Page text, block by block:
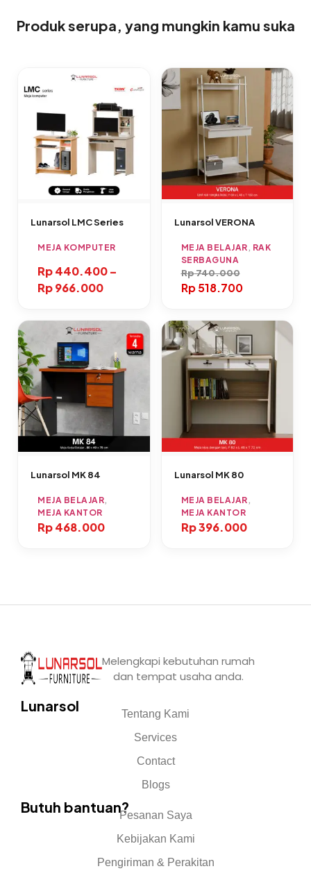
Produk serupa, yang mungkin kamu suka
Lunarsol LMC Series
MEJA KOMPUTER
Rp440.400–
Rp966.000
Lunarsol VERONA
MEJA BELAJAR , RAK
SERBAGUNA
Rp740.000
Rp518.700
Lunarsol MK 84
MEJA BELAJAR,
MEJA KANTOR
Rp468.000
Lunarsol MK 80
MEJA BELAJAR ,
MEJA KANTOR
Rp396.000
Melengkapi kebutuhan rumah
dan tempat usaha anda.
Lunarsol
Tentang Kami
Services
Contact
Blogs
Butuh bantuan?Pesanan Saya
Kebijakan Kami
Pengiriman & Perakitan